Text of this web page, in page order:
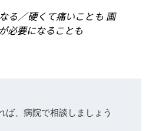
る／硬くて痛いことも 画
必要になることも